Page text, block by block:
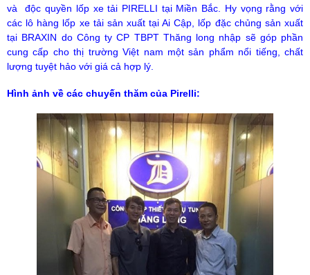
và độc quyền lốp xe tải PIRELLI tại Miền Bắc. Hy vọng rằng với
các lô hàng lốp xe tải sản xuất tại Ai Cập, lốp đặc chủng sản xuất
tại BRAXIN do Công ty CP TBPT Thăng long nhập sẽ góp phần
cung cấp cho thị trường Việt nam một sản phẩm nổi tiếng, chất
lượng tuyệt hảo với giá cả hợp lý.
Hình ảnh về các chuyến thăm của Pirelli: